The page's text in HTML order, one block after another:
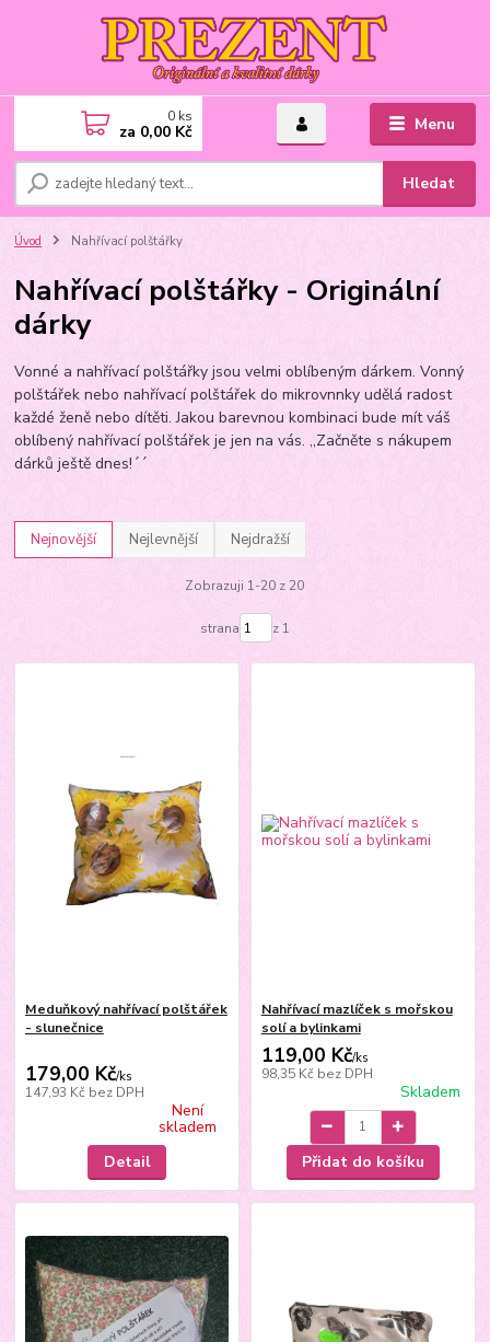
Menu
Hledat
0 ks
za 0,00 Kč
Úvod Nahřívací polštářky
Nahřívací polštářky - Originální
dárky
Vonné a nahřívací polštářky jsou velmi oblíbeným dárkem. Vonný
polštářek nebo nahřívací polštářek do mikrovnnky udělá radost
každé ženě nebo dítěti. Jakou barevnou kombinaci bude mít váš
oblíbený nahřívací polštářek je jen na vás. ,,Začněte s nákupem
dárků ještě dnes!´´
Nejnovější Nejlevnější Nejdražší
Zobrazuji 1-20 z 20
strana z 1
Meduňkový nahřívací polštářek
- slunečnice
179,00 Kč/ks
147,93 Kč bez DPH
Není
skladem
Detail
Nahřívací mazlíček s mořskou
solí a bylinkami
119,00 Kč/ks
98,35 Kč bez DPH
Skladem
Přidat do košíku